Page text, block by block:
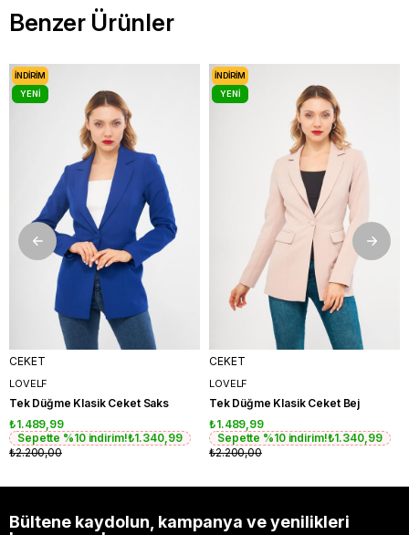
Benzer Ürünler
CEKET
LOVELF
Tek Düğme Klasik Ceket Saks
₺1.489,99
Sepette %10 indirim!₺1.340,99
₺2.200,00
İNDIRIM
YENI
CEKET
LOVELF
Tek Düğme Klasik Ceket Bej
₺1.489,99
Sepette %10 indirim!₺1.340,99
₺2.200,00
İNDIRIM
YENI
Bültene kaydolun, kampanya ve yenilikleri